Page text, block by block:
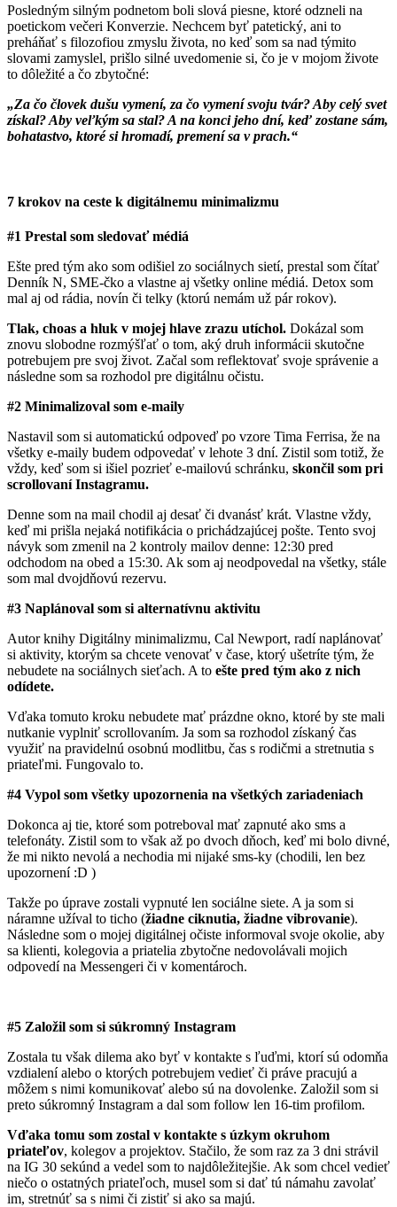
Posledným silným podnetom boli slová piesne, ktoré odzneli na
poetickom večeri Konverzie. Nechcem byť patetický, ani to
preháňať s filozofiou zmyslu života, no keď som sa nad týmito
slovami zamyslel, prišlo silné uvedomenie si, čo je v mojom živote
to dôležité a čo zbytočné:
„Za čo človek dušu vymení, za čo vymení svoju tvár? Aby celý svet
získal? Aby veľkým sa stal? A na konci jeho dní, keď zostane sám,
bohatastvo, ktoré si hromadí, premení sa v prach.“
7 krokov na ceste k digitálnemu minimalizmu
#1 Prestal som sledovať médiá
Ešte pred tým ako som odišiel zo sociálnych sietí, prestal som čítať
Denník N, SME-čko a vlastne aj všetky online médiá. Detox som
mal aj od rádia, novín či telky (ktorú nemám už pár rokov).
Tlak, choas a hluk v mojej hlave zrazu utíchol. Dokázal som
znovu slobodne rozmýšľať o tom, aký druh informácii skutočne
potrebujem pre svoj život. Začal som reflektovať svoje správenie a
následne som sa rozhodol pre digitálnu očistu.
#2 Minimalizoval som e-maily
Nastavil som si automatickú odpoveď po vzore Tima Ferrisa, že na
všetky e-maily budem odpovedať v lehote 3 dní. Zistil som totiž, že
vždy, keď som si išiel pozrieť e-mailovú schránku, skončil som pri
scrollovaní Instagramu.
Denne som na mail chodil aj desať či dvanásť krát. Vlastne vždy,
keď mi prišla nejaká notifikácia o prichádzajúcej pošte. Tento svoj
návyk som zmenil na 2 kontroly mailov denne: 12:30 pred
odchodom na obed a 15:30. Ak som aj neodpovedal na všetky, stále
som mal dvojdňovú rezervu.
#3 Naplánoval som si alternatívnu aktivitu
Autor knihy Digitálny minimalizmu, Cal Newport, radí naplánovať
si aktivity, ktorým sa chcete venovať v čase, ktorý ušetríte tým, že
nebudete na sociálnych sieťach. A to ešte pred tým ako z nich
odídete.
Vďaka tomuto kroku nebudete mať prázdne okno, ktoré by ste mali
nutkanie vyplniť scrollovaním. Ja som sa rozhodol získaný čas
využiť na pravidelnú osobnú modlitbu, čas s rodičmi a stretnutia s
priateľmi. Fungovalo to.
#4 Vypol som všetky upozornenia na všetkých zariadeniach
Dokonca aj tie, ktoré som potreboval mať zapnuté ako sms a
telefonáty. Zistil som to však až po dvoch dňoch, keď mi bolo divné,
že mi nikto nevolá a nechodia mi nijaké sms-ky (chodili, len bez
upozornení :D )
Takže po úprave zostali vypnuté len sociálne siete. A ja som si
náramne užíval to ticho (žiadne ciknutia, žiadne vibrovanie).
Následne som o mojej digitálnej očiste informoval svoje okolie, aby
sa klienti, kolegovia a priatelia zbytočne nedovolávali mojich
odpovedí na Messengeri či v komentároch.
#5 Založil som si súkromný Instagram
Zostala tu však dilema ako byť v kontakte s ľuďmi, ktorí sú odomňa
vzdialení alebo o ktorých potrebujem vedieť či práve pracujú a
môžem s nimi komunikovať alebo sú na dovolenke. Založil som si
preto súkromný Instagram a dal som follow len 16-tim profilom.
Vďaka tomu som zostal v kontakte s úzkym okruhom
priateľov, kolegov a projektov. Stačilo, že som raz za 3 dni strávil
na IG 30 sekúnd a vedel som to najdôležitejšie. Ak som chcel vedieť
niečo o ostatných priateľoch, musel som si dať tú námahu zavolať
im, stretnúť sa s nimi či zistiť si ako sa majú.